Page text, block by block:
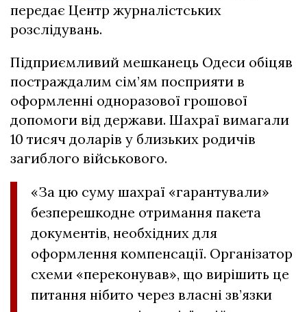
передає Центр журналістських
розслідувань.
Підприємливий мешканець Одеси обіцяв
постраждалим сім’ям посприяти в
оформленні одноразової грошової
допомоги від держави. Шахраї вимагали
10 тисяч доларів у близьких родичів
загиблого військового.
«За цю суму шахраї «гарантували»
безперешкодне отримання пакета
документів, необхідних для
оформлення компенсації. Організатор
схеми «переконував», що вирішить це
питання нібито через власні зв’язки